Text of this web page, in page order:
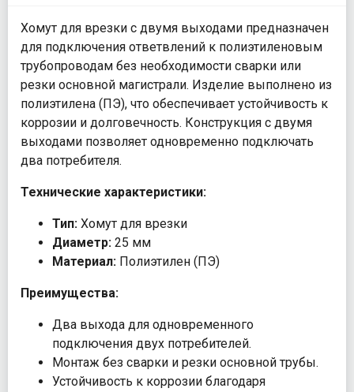
Хомут для врезки с двумя выходами предназначен
для подключения ответвлений к полиэтиленовым
трубопроводам без необходимости сварки или
резки основной магистрали. Изделие выполнено из
полиэтилена (ПЭ), что обеспечивает устойчивость к
коррозии и долговечность. Конструкция с двумя
выходами позволяет одновременно подключать
два потребителя.
Технические характеристики:
Тип: Хомут для врезки
Диаметр: 25 мм
Материал: Полиэтилен (ПЭ)
Преимущества:
Два выхода для одновременного
подключения двух потребителей.
Монтаж без сварки и резки основной трубы.
Устойчивость к коррозии благодаря